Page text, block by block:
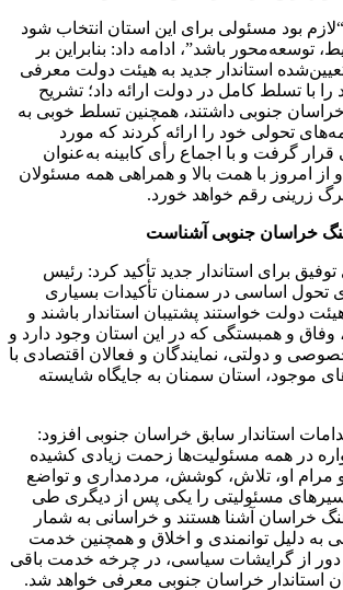
“لازم بود مسئولی ‌برای این استان انتخاب ‌شود
توسعه‌محور باشد”، ادامه داد: ‌بنابراین بر
استاندار جدید به هیئت دولت معرفی
با تسلط کامل در دولت ارائه داد؛ تشریح
جنوبی داشتند، همچنین تسلط خوبی به
تحولی خود را ارائه کردند که مورد
قرار گرفت و با اجماع رأی کابینه به‌عنوان
و از امروز با همت بالا و همراهی همه مسئولان
زرینی رقم خواهد خورد.
خراسان جنوبی آشناست
برای استاندار جدید تأکید کرد: رئیس
تحول اساسی در سمنان تأکیدات بسیاری
دولت خواستند پشتیبان استاندار باشند و
وفاق و همبستگی که در این استان وجود دارد و
و دولتی، نمایندگان و فعالان اقتصادی با
موجود، استان سمنان به جایگاه شایسته
استاندار سابق خراسان جنوبی افزود:
در همه مسئولیت‌ها زحمت زیادی کشیده
مرام او، تلاش، کوشش، مردمداری و تواضع
مسئولیتی را یکی پس از دیگری طی
خراسان آشنا هستند و خراسانی به شمار
به دلیل توانمندی و اخلاق و همچنین خدمت
دور از گرایشات سیاسی، در چرخه خدمت باقی
استاندار خراسان جنوبی معرفی خواهد شد.